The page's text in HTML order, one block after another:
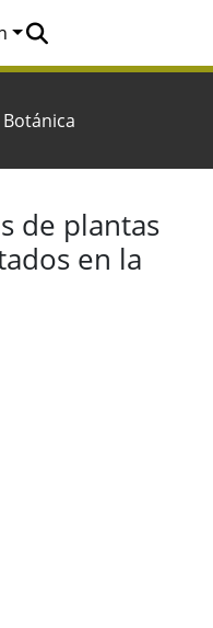
Naturalis
Botánica
de plantas
en la